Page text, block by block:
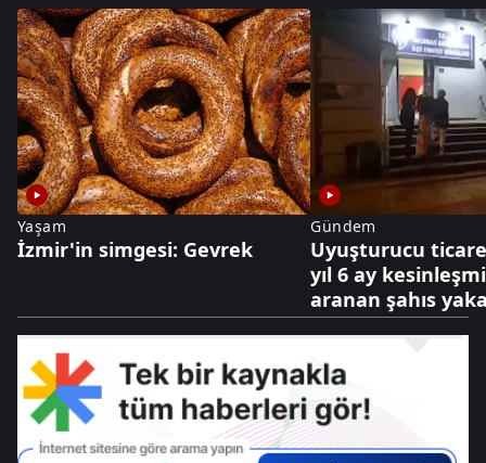
Yaşam
İzmir'in simgesi: Gevrek
Gündem
Uyuşturucu
yıl 6 ay
aranan şahıs